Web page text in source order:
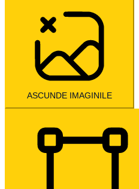
ASCUNDE IMAGINILE